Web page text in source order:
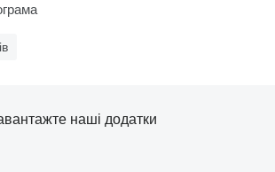
наші додатки